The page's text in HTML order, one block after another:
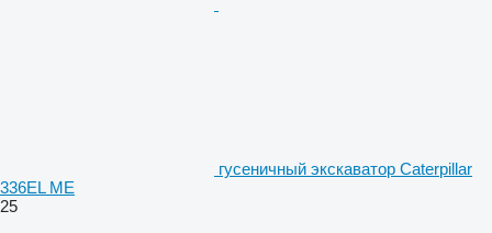
гусеничный экскаватор Caterpillar
336EL ME
25